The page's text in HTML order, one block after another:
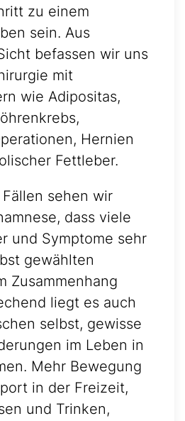
zu einem
sein. Aus
befassen wir uns
mit
wie Adipositas,
Hernien
Fettleber.
sehen wir
dass viele
und Symptome sehr
gewählten
Zusammenhang
liegt es auch
selbst, gewisse
im Leben in
Mehr Bewegung
in der Freizeit,
und Trinken,